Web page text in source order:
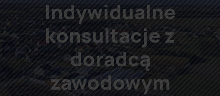
Indywidualne
konsultacje z
doradcą
zawodowym